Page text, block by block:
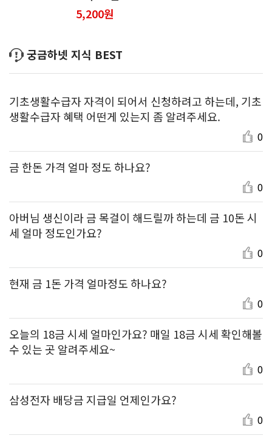
5,200원
궁금하넷 지식 BEST
기초생활수급자 자격이 되어서 신청하려고 하는데, 기초
생활수급자 혜택 어떤게 있는지 좀 알려주세요.
0
금 한돈 가격 얼마 정도 하나요?
0
아버님 생신이라 금 목걸이 해드릴까 하는데 금 10돈 시
세 얼마 정도인가요?
0
현재 금 1돈 가격 얼마정도 하나요?
0
오늘의 18금 시세 얼마인가요? 매일 18금 시세 확인해볼
수 있는 곳 알려주세요~
0
삼성전자 배당금 지급일 언제인가요?
0